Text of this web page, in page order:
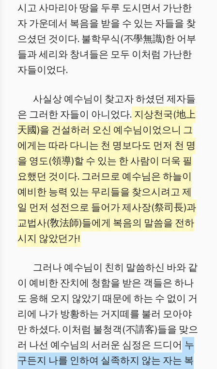
시고 사마리아 땅을 두루 도시면서 가난한
자 가운데서 복음을 받을 수 있는 자들을 찾
으셨던 것이다. 불학무식(不學無識)한 어부
들과 세리와 창녀들은 모두 이처럼 가난한
자들이었다.
사실상 예수님이 찾고자 하셨던 제자들
은 그러한 자들이 아니었다. 지상천국(地上
天國)을 건설하러 오신 예수님이었으니 그
에게는 따라 다니는 천 명보다도 먼저 천 명
을 영도(領導)할 수 있는 한 사람이 더욱 필
요했던 것이다. 그러므로 예수님은 하늘이
예비한 능력 있는 무리들을 찾으시려고 제
일 먼저 성전으로 들어가 제사장(祭司長)과
교법사(敎法師)들에게 복음의 말씀을 전하
시지 않았던가!
그러나 예수님이 친히 말씀하신 바와 같
이 예비한 잔치에 청함을 받은 객들은 하나
도 응해 오지 않았기 때문에 하는 수 없이 거
리에 나가 방황하는 거지떼를 불러 모아야
만 하셨다. 이처럼 불청객(不請客)들을 맞으
러 나선 예수님의 서러운 심정은 드디어 누
구든지 나를 인하여 실족하지 않는 자는 복